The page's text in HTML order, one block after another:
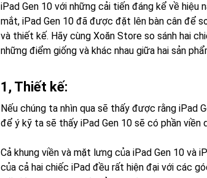
iPad Gen 10 với những cải tiến đáng kể về
mắt, iPad Gen 10 đã được đặt lên bàn cân để
và thiết kế. Hãy cùng Xoăn Store so sánh hai
những điểm giống và khác nhau giữa hai sản
1, Thiết kế:
Nếu chúng ta nhìn qua sẽ thấy được rằng iPad
để ý kỹ ta sẽ thấy iPad Gen 10 sẽ có phần viền
Cả khung viền và mặt lưng của iPad Gen 10
của cả hai chiếc iPad đều rất hiện đại với các